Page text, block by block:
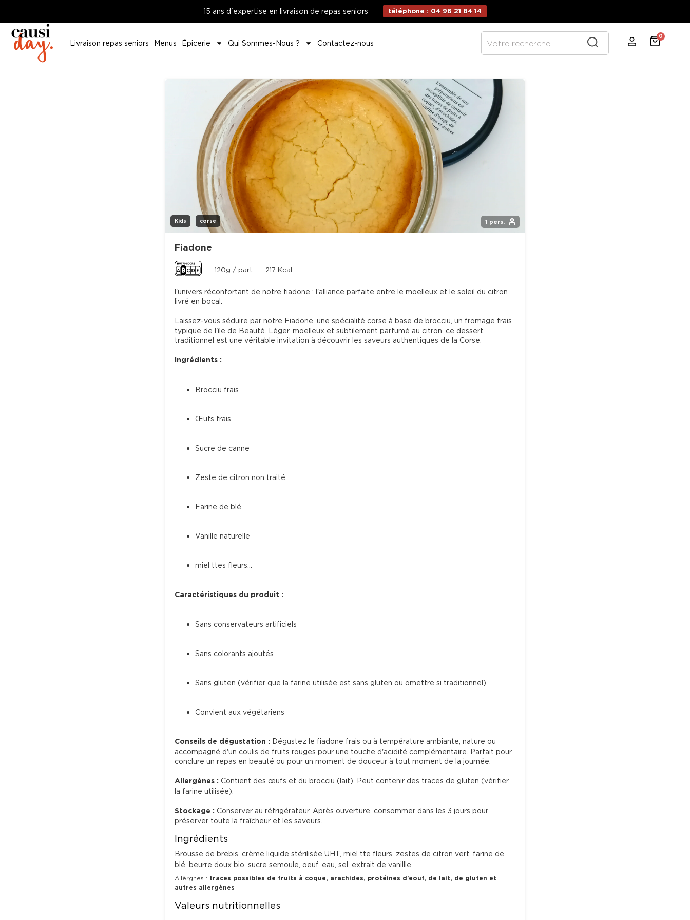
15 ans d'expertise en livraison de repas seniors téléphone : 04 96 21 84 14
Livraison repas seniors Menus Épicerie Qui Sommes-Nous ? Contactez-nous
0
Kids corse 1 pers.
Fiadone
120g / part 217 Kcal
l'univers réconfortant de notre fiadone : l'alliance parfaite entre le moelleux et le soleil du citron
livré en bocal.
Laissez-vous séduire par notre Fiadone, une spécialité corse à base de brocciu, un fromage frais
typique de l'île de Beauté. Léger, moelleux et subtilement parfumé au citron, ce dessert
traditionnel est une véritable invitation à découvrir les saveurs authentiques de la Corse.
Ingrédients :
Brocciu frais
Œufs frais
Sucre de canne
Zeste de citron non traité
Farine de blé
Vanille naturelle
miel ttes fleurs...
Caractéristiques du produit :
Sans conservateurs artificiels
Sans colorants ajoutés
Sans gluten (vérifier que la farine utilisée est sans gluten ou omettre si traditionnel)
Convient aux végétariens
Conseils de dégustation : Dégustez le fiadone frais ou à température ambiante, nature ou
accompagné d'un coulis de fruits rouges pour une touche d'acidité complémentaire. Parfait pour
conclure un repas en beauté ou pour un moment de douceur à tout moment de la journée.
Allergènes : Contient des œufs et du brocciu (lait). Peut contenir des traces de gluten (vérifier
la farine utilisée).
Stockage : Conserver au réfrigérateur. Après ouverture, consommer dans les 3 jours pour
préserver toute la fraîcheur et les saveurs.
Ingrédients
Brousse de brebis, crème liquide stérilisée UHT, miel tte fleurs, zestes de citron vert, farine de
blé, beurre doux bio, sucre semoule, oeuf, eau, sel, extrait de vanillle
Allèrgnes : traces possibles de fruits à coque, arachides, protéines d'eouf, de lait, de gluten et
autres allergènes
Valeurs nutritionnelles